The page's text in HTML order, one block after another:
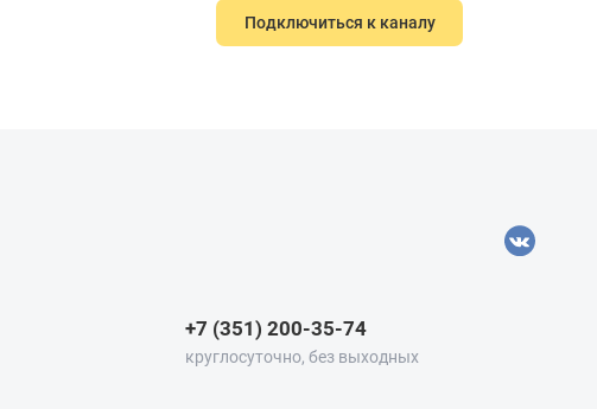
Подключиться к каналу
+7 (351) 200-35-74
круглосуточно, без выходных